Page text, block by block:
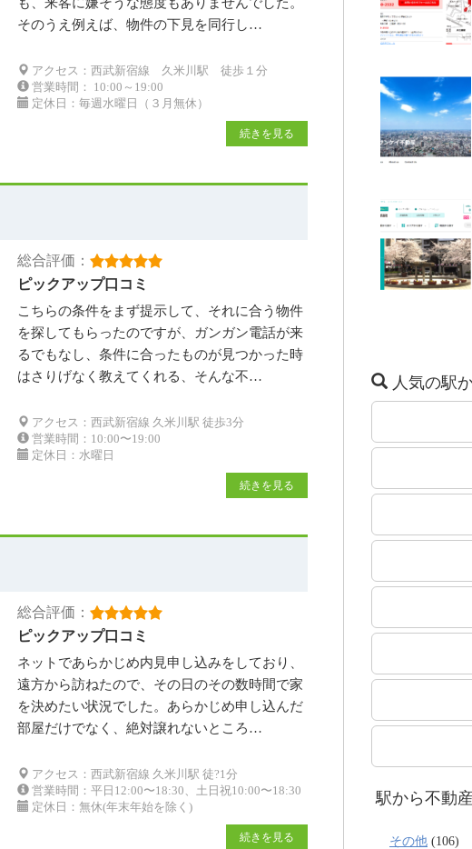
そのうえ例えば、物件の下見を同行し…
アクセス：西武新宿線 久米川駅 徒歩１分
営業時間： 10:00～19:00
定休日：毎週水曜日（３月無休）
続きを見る
総合評価：
ピックアップ口コミ
こちらの条件をまず提示して、それに合う物件
を探してもらったのですが、ガンガン電話が来
るでもなし、条件に合ったものが見つかった時
はさりげなく教えてくれる、そんな不…
アクセス：西武新宿線 久米川駅 徒歩3分
営業時間：10:00〜19:00
定休日：水曜日
続きを見る
総合評価：
ピックアップ口コミ
ネットであらかじめ内見申し込みをしており、
遠方から訪ねたので、その日のその数時間で家
を決めたい状況でした。あらかじめ申し込んだ
部屋だけでなく、絶対譲れないところ…
アクセス：西武新宿線 久米川駅 徒?1分
営業時間：平日12:00〜18:30、土日祝10:00〜18:30
定休日：無休(年末年始を除く)
続きを見る
人気の駅
駅から不動
その他 (106)